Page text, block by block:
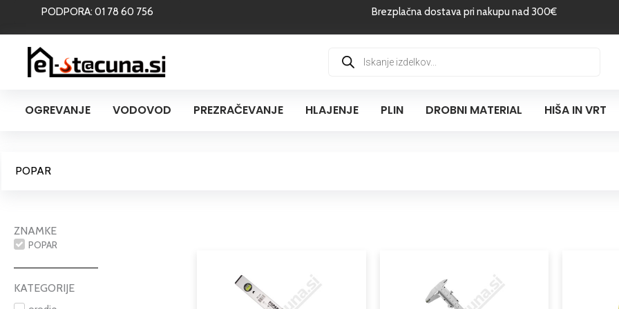
PODPORA: 01 78 60 756 Brezplačna dostava pri nakupu nad 300€
search
OGREVANJE VODOVOD PREZRAČEVANJE HLAJENJE PLIN DROBNI MATERIAL HIŠA IN VRT
POPAR
ZNAMKE
POPAR
KATEGORIJE